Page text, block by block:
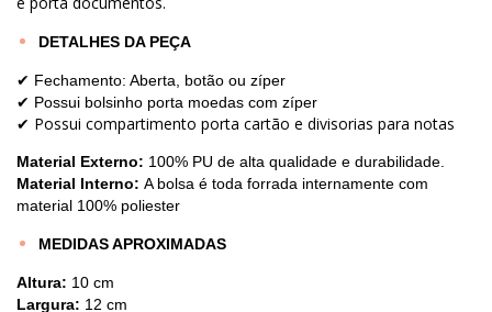
DETALHES DA PEÇA
✔ Fechamento: Aberta, botão ou zíper
✔ Possui bolsinho porta moedas com zíper
✔ Possui compartimento porta cartão e divisorias para notas
Material Externo: 100% PU de alta qualidade e durabilidade.
Material Interno: A bolsa é toda forrada internamente com
material 100% poliester
MEDIDAS APROXIMADAS
Altura: 10 cm
Largura: 12 cm